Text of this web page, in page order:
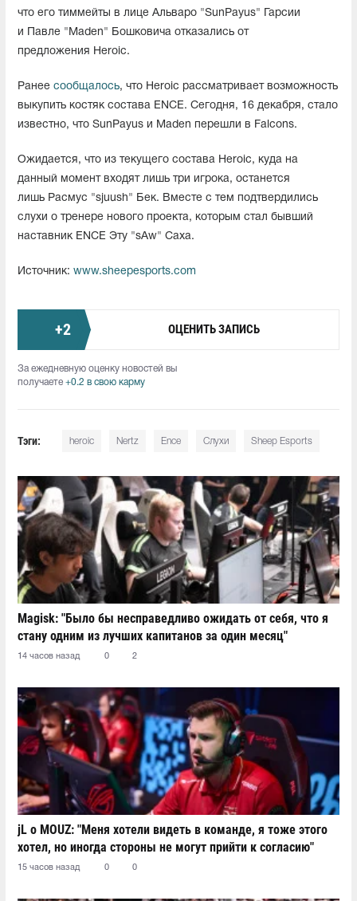
что его тиммейты в лице Альваро "SunPayus" Гарсии
и Павле "Maden" Бошковича отказались от
предложения Heroic.
Ранее сообщалось, что Heroic рассматривает возможность
выкупить костяк состава ENCE. Сегодня, 16 декабря, стало
известно, что SunPayus и Maden перешли в Falcons.
Ожидается, что из текущего состава Heroic, куда на
данный момент входят лишь три игрока, останется
лишь Расмус "sjuush⁠" Бек. Вместе с тем подтвердились
слухи о тренере нового проекта, которым стал бывший
наставник ENCE Эту "sAw" Саха.
Источник: www.sheepesports.com
+2 ОЦЕНИТЬ ЗАПИСЬ
За ежедневную оценку новостей вы
получаете +0.2 в свою карму
Тэги: heroic Nertz Ence Слухи Sheep Esports
Magisk: "Было бы несправедливо ожидать от себя, что я
стану одним из лучших капитанов за один месяц"
14 часов назад 0 2
jL о MOUZ: "Меня хотели видеть в команде, я тоже этого
хотел, но иногда стороны не могут прийти к согласию"
15 часов назад 0 0